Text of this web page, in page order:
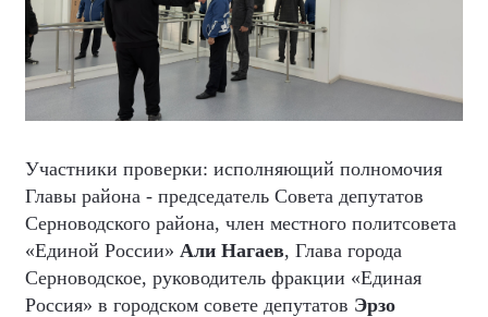
Участники проверки: исполняющий полномочия
Главы района - председатель Совета депутатов
Серноводского района, член местного политсовета
«Единой России» Али Нагаев, Глава города
Серноводское, руководитель фракции «Единая
Россия» в городском совете депутатов Эрзо